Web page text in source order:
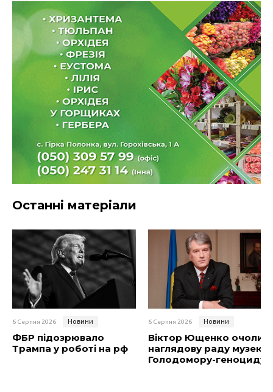
Останні матеріали
6 Серпня 2026 Новини
ФБР підозрювало
Трампа у роботі на рф
6 Серпня 2026 Новини
Віктор Ющенко очолив
наглядову раду музею
Голодомору-геноциду